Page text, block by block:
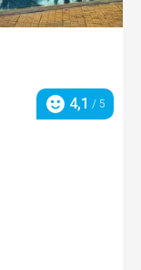
Hodnotenie
4,1 / 5